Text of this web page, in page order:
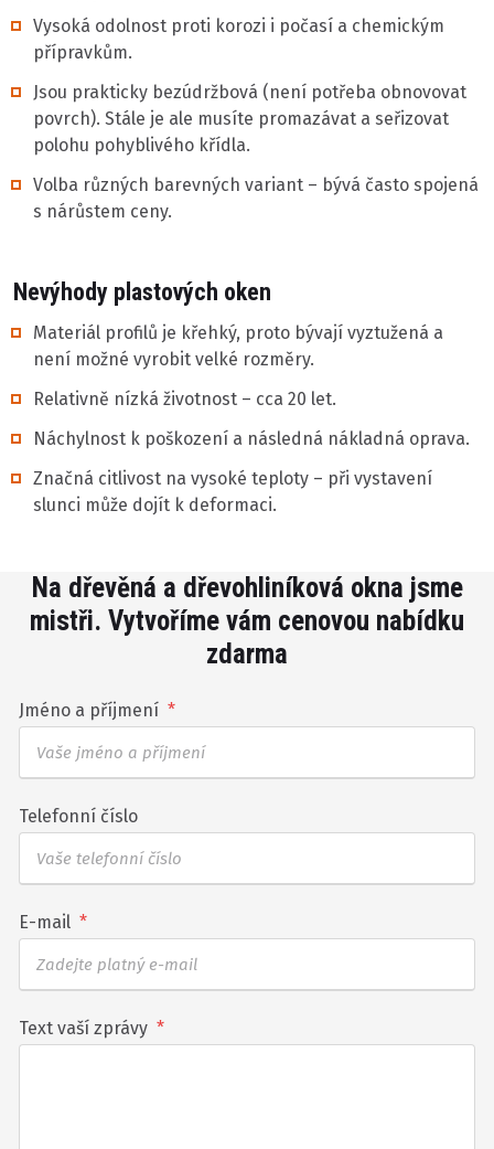
Vysoká odolnost proti korozi i počasí a chemickým
přípravkům.
Jsou prakticky bezúdržbová (není potřeba obnovovat
povrch). Stále je ale musíte promazávat a seřizovat
polohu pohyblivého křídla.
Volba různých barevných variant – bývá často spojená
s nárůstem ceny.
Nevýhody plastových oken
Materiál profilů je křehký, proto bývají vyztužená a
není možné vyrobit velké rozměry.
Relativně nízká životnost – cca 20 let.
Náchylnost k poškození a následná nákladná oprava.
Značná citlivost na vysoké teploty – při vystavení
slunci může dojít k deformaci.
Na dřevěná a dřevohliníková okna jsme
mistři. Vytvoříme vám cenovou nabídku
zdarma
Jméno a příjmení *
Telefonní číslo
E-mail *
Text vaší zprávy *